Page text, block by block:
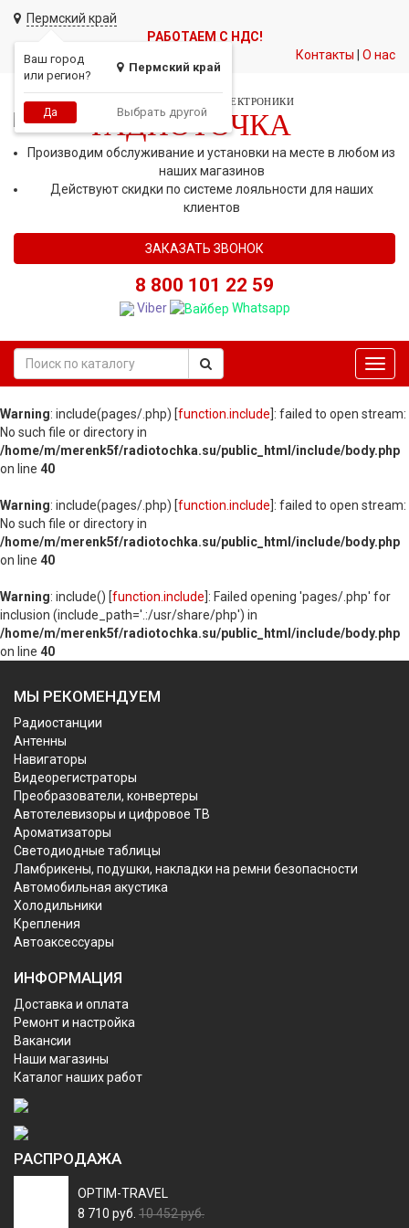
Пермский край
Ваш город
или регион?
Пермский край
Да Выбрать другой
РАБОТАЕМ С НДС!
Контакты
О нас
СЕТЬ МАГАЗИНОВ АВТОЭЛЕКТРОНИКИ
РАДИОТОЧКА
Производим обслуживание и установки на месте в любом из
наших магазинов
Действуют скидки по системе лояльности для наших
клиентов
ЗАКАЗАТЬ ЗВОНОК
8 800 101 22 59
Viber Whatsapp
Warning: include(pages/.php) [function.include ]: failed to open stream:
No such file or directory in
/home/m/merenk5f/radiotochka.su/public_html/include/body.php
on line 40
Warning: include(pages/.php) [function.include ]: failed to open stream:
No such file or directory in
/home/m/merenk5f/radiotochka.su/public_html/include/body.php
on line 40
Warning: include() [function.include ]: Failed opening 'pages/.php' for
inclusion (include_path='.:/usr/share/php') in
/home/m/merenk5f/radiotochka.su/public_html/include/body.php
on line 40
МЫ РЕКОМЕНДУЕМ
Радиостанции
Антенны
Навигаторы
Видеорегистраторы
Преобразователи, конвертеры
Автотелевизоры и цифровое ТВ
Ароматизаторы
Светодиодные таблицы
Ламбрикены, подушки, накладки на ремни безопасности
Автомобильная акустика
Холодильники
Крепления
Автоаксессуары
ИНФОРМАЦИЯ
Доставка и оплата
Ремонт и настройка
Вакансии
Наши магазины
Каталог наших работ
РАСПРОДАЖА
OPTIM-TRAVEL
8 710 руб. 10 452 руб.